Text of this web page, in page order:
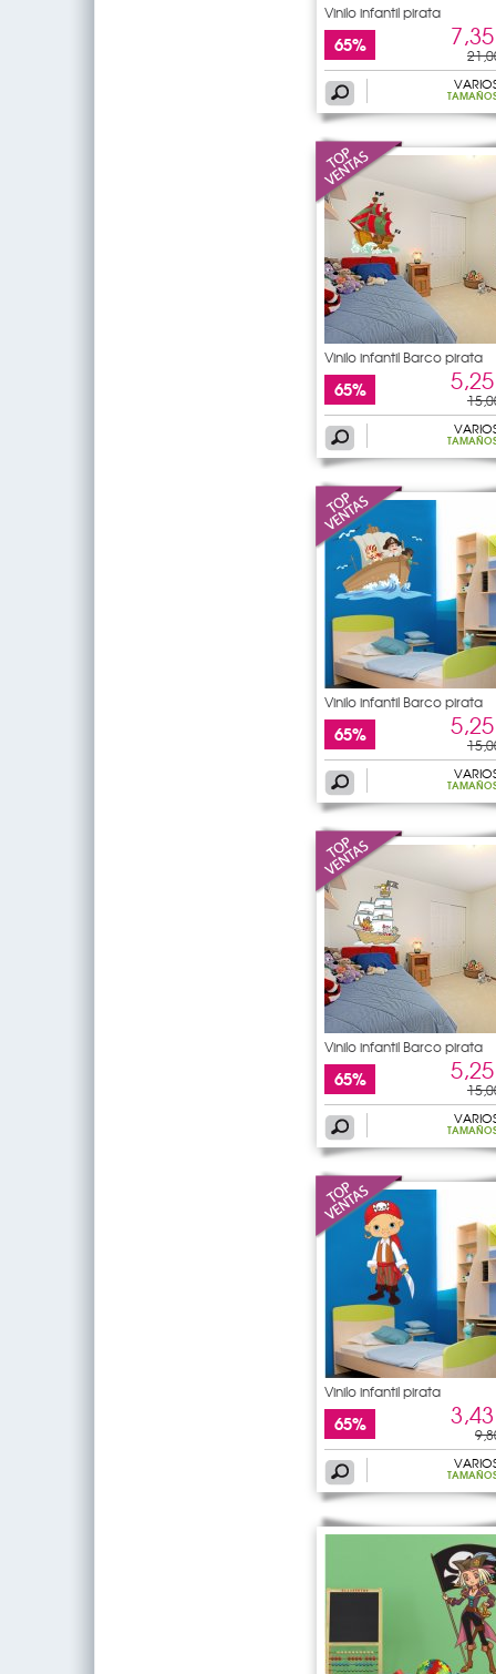
Vinilo infantil pirata
65%
Vinilo infantil Barco pirata
65%
Vinilo infantil Barco pirata
65%
Vinilo infantil Barco pirata
65%
Vinilo infantil pirata
65%